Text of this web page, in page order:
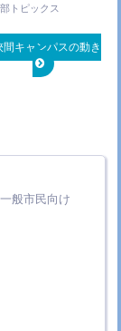
を開催
医学部ト
ス
学科
形外科学講座の
ピックス
）肝臓病
トピックス
間キャンパスの動き
一般市民向け